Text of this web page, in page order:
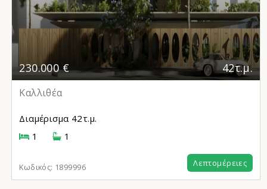
230.000 € 42τ.μ.
Καλλιθέα
Διαμέρισμα 42τ.μ.
1
1
Κωδικός: 1899996 Λεπτομέρειες